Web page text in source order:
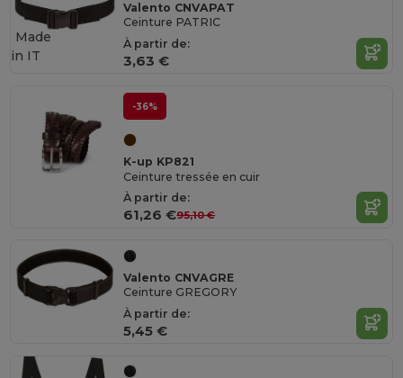
Valento CNVAPAT
Ceinture PATRIC
À partir de:
3,63 €
Made
in IT
-36%
K-up KP821
Ceinture tressée en cuir
À partir de:
61,26 €95,10 €
Valento CNVAGRE
Ceinture GREGORY
À partir de:
5,45 €